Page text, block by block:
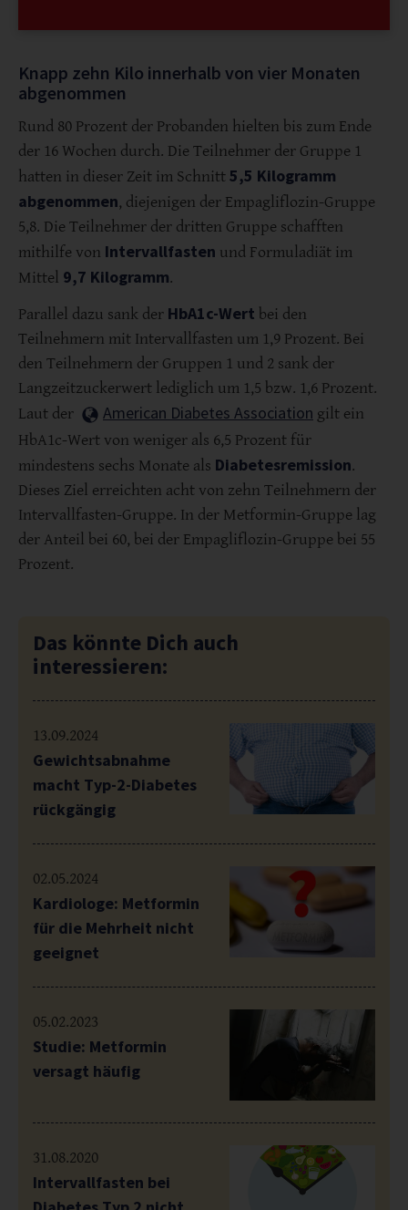
Knapp zehn Kilo innerhalb von vier Monaten
abgenommen
Rund 80 Prozent der Probanden hielten bis zum Ende
der 16 Wochen durch. Die Teilnehmer der Gruppe 1
hatten in dieser Zeit im Schnitt5,5 Kilogramm
abgenommen, diejenigen der Empagliflozin-Gruppe
5,8. Die Teilnehmer der dritten Gruppe schafften
mithilfe von Intervallfasten und Formuladiät im
Mittel 9,7 Kilogramm.
Parallel dazu sank der HbA1c-Wert bei den
Teilnehmern mit Intervallfasten um 1,9 Prozent. Bei
den Teilnehmern der Gruppen 1 und 2 sank der
Langzeitzuckerwert lediglich um 1,5 bzw. 1,6 Prozent.
Laut der
American Diabetes Association gilt ein
HbA1c-Wert von weniger als 6,5 Prozent für
mindestens sechs Monate als Diabetesremission.
Dieses Ziel erreichten acht von zehn Teilnehmern der
Intervallfasten-Gruppe. In der Metformin-Gruppe lag
der Anteil bei 60, bei der Empagliflozin-Gruppe bei 55
Prozent.
Das könnte Dich auch
interessieren:
13.09.2024
Gewichtsabnahme
macht Typ-2-Diabetes
rückgängig
02.05.2024
Kardiologe: Metformin
für die Mehrheit nicht
geeignet
05.02.2023
Studie: Metformin
versagt häufig
31.08.2020
Intervallfasten bei